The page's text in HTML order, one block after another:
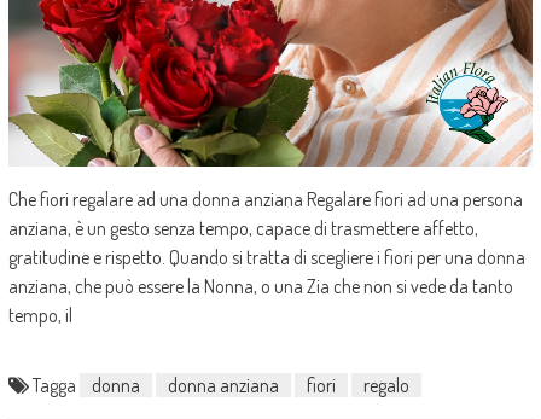
Che fiori regalare ad una donna anziana Regalare fiori ad una persona
anziana, è un gesto senza tempo, capace di trasmettere affetto,
gratitudine e rispetto. Quando si tratta di scegliere i fiori per una donna
anziana, che può essere la Nonna, o una Zia che non si vede da tanto
tempo, il
Tagga donna donna anziana fiori regalo